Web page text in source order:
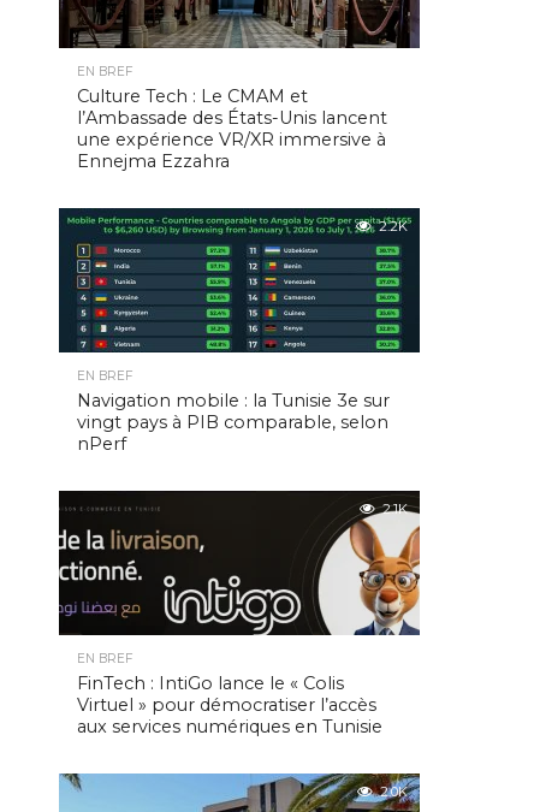
EN BREF
Culture Tech : Le CMAM et
l’Ambassade des États-Unis lancent
une expérience VR/XR immersive à
Ennejma Ezzahra
2.2K
EN BREF
Navigation mobile : la Tunisie 3e sur
vingt pays à PIB comparable, selon
nPerf
2.1K
EN BREF
FinTech : IntiGo lance le « Colis
Virtuel » pour démocratiser l’accès
aux services numériques en Tunisie
2.0K